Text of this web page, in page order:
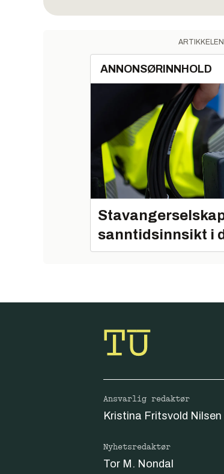
ANNONSØRINNHOLD
sanntidsinnsikt i
Ansvarlig redaktør
Kristina Fritsvold Nilsen
Nyhetsredaktør
Tor M. Nondal